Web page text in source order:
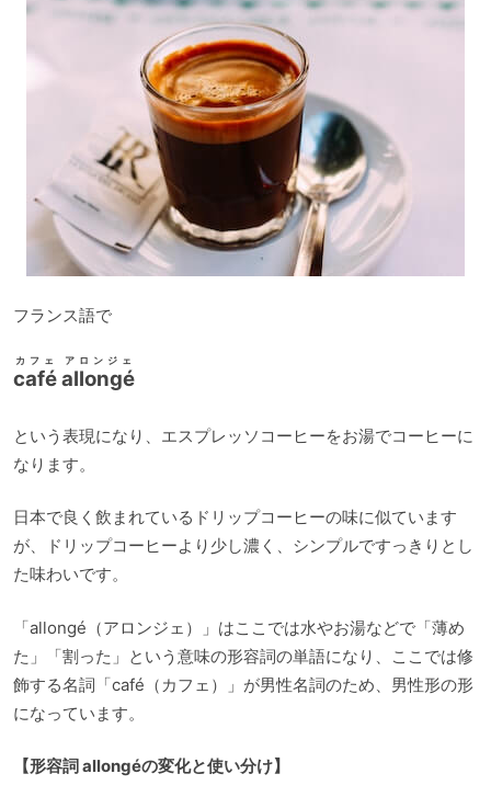
フランス語で
café allongé
カフェ アロンジェ
という表現になり、エスプレッソコーヒーをお湯でコーヒーに
なります。
日本で良く飲まれているドリップコーヒーの味に似ています
が、ドリップコーヒーより少し濃く、シンプルですっきりとし
た味わいです。
「allongé（アロンジェ）」はここでは水やお湯などで「薄め
た」「割った」という意味の形容詞の単語になり、ここでは修
飾する名詞「café（カフェ）」が男性名詞のため、男性形の形
になっています。
【形容詞 allongéの変化と使い分け】